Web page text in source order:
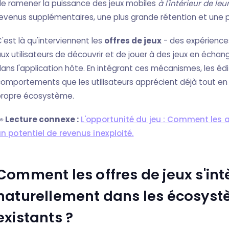
ramener la puissance des jeux mobiles à l'intérieur de
supplémentaires, une plus grande rétention et une
là qu'interviennent les offres de jeux - des
utilisateurs de découvrir et de jouer à des jeux en
l'application hôte. En intégrant ces mécanismes, les
que les utilisateurs apprécient déjà tout en
écosystème.
Lecture connexe : L'opportunité du jeu : Comment
potentiel de revenus inexploité.
les offres de jeux
dans les
?